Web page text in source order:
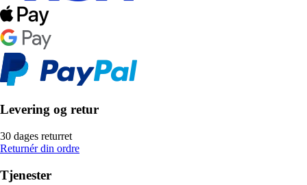
Levering og retur
30 dages returret
Returnér din ordre
Tjenester